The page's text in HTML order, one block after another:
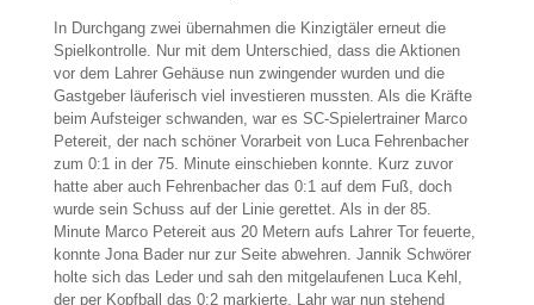
In Durchgang zwei übernahmen die Kinzigtäler erneut die
Spielkontrolle. Nur mit dem Unterschied, dass die Aktionen
vor dem Lahrer Gehäuse nun zwingender wurden und die
Gastgeber läuferisch viel investieren mussten. Als die Kräfte
beim Aufsteiger schwanden, war es SC-Spielertrainer Marco
Petereit, der nach schöner Vorarbeit von Luca Fehrenbacher
zum 0:1 in der 75. Minute einschieben konnte. Kurz zuvor
hatte aber auch Fehrenbacher das 0:1 auf dem Fuß, doch
wurde sein Schuss auf der Linie gerettet. Als in der 85.
Minute Marco Petereit aus 20 Metern aufs Lahrer Tor feuerte,
konnte Jona Bader nur zur Seite abwehren. Jannik Schwörer
holte sich das Leder und sah den mitgelaufenen Luca Kehl,
der per Kopfball das 0:2 markierte. Lahr war nun stehend